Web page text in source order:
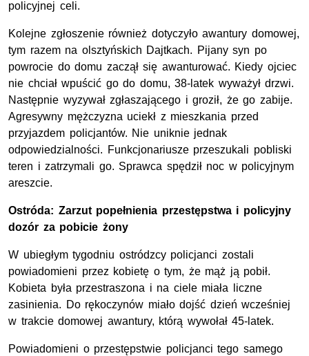
policyjnej celi.
Kolejne zgłoszenie również dotyczyło awantury domowej,
tym razem na olsztyńskich Dajtkach. Pijany syn po
powrocie do domu zaczął się awanturować. Kiedy ojciec
nie chciał wpuścić go do domu, 38-latek wyważył drzwi.
Następnie wyzywał zgłaszającego i groził, że go zabije.
Agresywny mężczyzna uciekł z mieszkania przed
przyjazdem policjantów. Nie uniknie jednak
odpowiedzialności. Funkcjonariusze przeszukali pobliski
teren i zatrzymali go. Sprawca spędził noc w policyjnym
areszcie.
Ostróda: Zarzut popełnienia przestępstwa i policyjny
dozór za pobicie żony
W ubiegłym tygodniu ostródzcy policjanci zostali
powiadomieni przez kobietę o tym, że mąż ją pobił.
Kobieta była przestraszona i na ciele miała liczne
zasinienia. Do rękoczynów miało dojść dzień wcześniej
w trakcie domowej awantury, którą wywołał 45-latek.
Powiadomieni o przestępstwie policjanci tego samego